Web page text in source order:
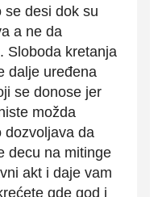
se desi dok su
a ne da
Sloboda kretanja
dalje uređena
se donose jer
možda
dozvoljava da
decu na mitinge
akt i daje vam
gde god i